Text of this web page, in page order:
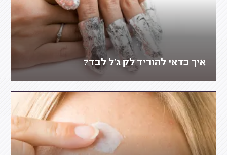
איך כדאי להוריד לק ג'ל לבד?